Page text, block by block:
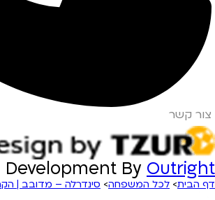
צור קשר
Development By Outright
דף הבית> לכל המשפחה> סינדרלה – מדובב |